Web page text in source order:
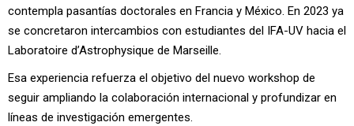
contempla pasantías doctorales en Francia y México. En 2023 ya
se concretaron intercambios con estudiantes del IFA-UV hacia el
Laboratoire d’Astrophysique de Marseille.
Esa experiencia refuerza el objetivo del nuevo workshop de
seguir ampliando la colaboración internacional y profundizar en
líneas de investigación emergentes.